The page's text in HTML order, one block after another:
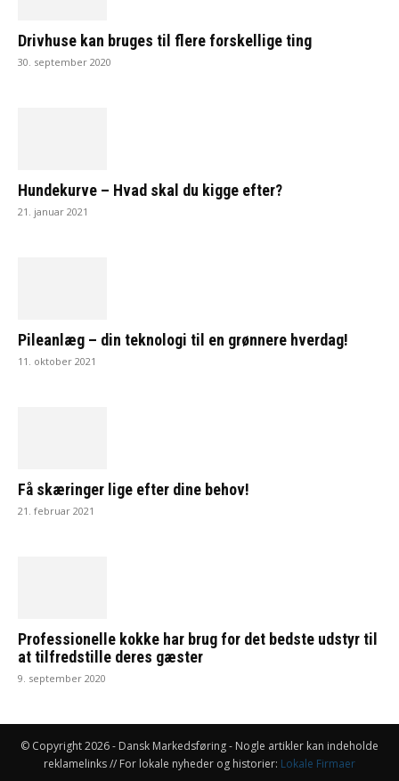
Drivhuse kan bruges til flere forskellige ting
30. september 2020
Hundekurve – Hvad skal du kigge efter?
21. januar 2021
Pileanlæg – din teknologi til en grønnere hverdag!
11. oktober 2021
Få skæringer lige efter dine behov!
21. februar 2021
Professionelle kokke har brug for det bedste udstyr til
at tilfredstille deres gæster
9. september 2020
© Copyright 2026 - Dansk Markedsføring - Nogle artikler kan indeholde
reklamelinks // For lokale nyheder og historier: Lokale Firmaer